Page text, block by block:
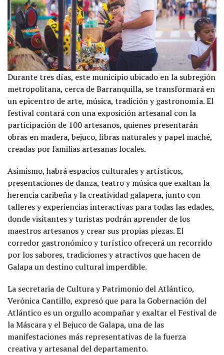
Durante tres días, este municipio ubicado en la subregión
metropolitana, cerca de Barranquilla, se transformará en
un epicentro de arte, música, tradición y gastronomía. El
festival contará con una exposición artesanal con la
participación de 100 artesanos, quienes presentarán
obras en madera, bejuco, fibras naturales y papel maché,
creadas por familias artesanas locales.
Asimismo, habrá espacios culturales y artísticos,
presentaciones de danza, teatro y música que exaltan la
herencia caribeña y la creatividad galapera, junto con
talleres y experiencias interactivas para todas las edades,
donde visitantes y turistas podrán aprender de los
maestros artesanos y crear sus propias piezas. El
corredor gastronómico y turístico ofrecerá un recorrido
por los sabores, tradiciones y atractivos que hacen de
Galapa un destino cultural imperdible.
La secretaria de Cultura y Patrimonio del Atlántico,
Verónica Cantillo, expresó que para la Gobernación del
Atlántico es un orgullo acompañar y exaltar el Festival de
la Máscara y el Bejuco de Galapa, una de las
manifestaciones más representativas de la fuerza
creativa y artesanal del departamento.